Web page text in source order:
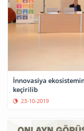
İnnovasiya
keçirilib
23-10-2019